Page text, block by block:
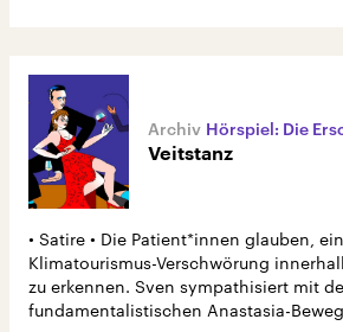
Hörspiel: Die
Veitstanz
• Satire • Die Patient*innen glauben,
Klimatourismus-Verschwörung
zu erkennen. Sven sympathisiert mit
fundamentalistischen Anastasia-